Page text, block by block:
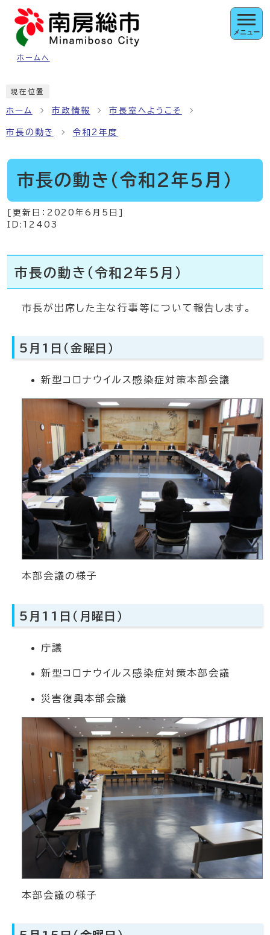
ページの先頭です
ホームへ
メニュー
現在位置
ホーム 市政情報 市長室へようこそ
市長の動き 令和2年度
市長の動き（令和2年5月）
[更新日： 2020年6月5日
ID:12403
市長の動き（令和2年5月）
市長が出席した主な行事等について報告します。
5月1日（金曜日）
新型コロナウイルス感染症対策本部会議
本部会議の様子
5月11日（月曜日）
庁議
新型コロナウイルス感染症対策本部会議
災害復興本部会議
本部会議の様子